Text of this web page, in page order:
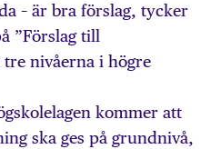
– är bra förslag, tycker
”Förslag till
nivåerna i högre
kommer att
ska ges på grundnivå,